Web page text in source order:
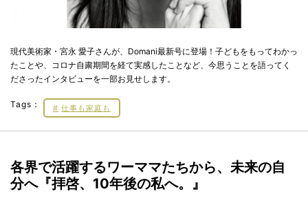
現代美術家・宮永 愛子さんが、Domani最新号に登場！子どもをもってわかっ
たことや、コロナ自粛期間を経て実感したことなど、今思うことを語ってく
ださったインタビューを一部お見せします。
Tags： 仕事も家庭も
各界で活躍するワーママたちから、未来の自
分へ『拝啓、10年後の私へ。』